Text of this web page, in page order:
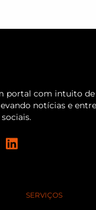
portal com intuito
notícias e
SERVIÇOS